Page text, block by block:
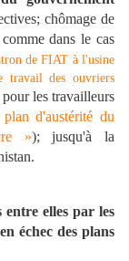
chômage de
dans le cas
de FIAT à l'usine
travail des ouvriers
les travailleurs
d'austérité du
»); jusqu'à la
entre elles par les
échec des plans